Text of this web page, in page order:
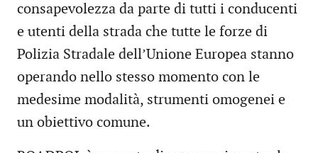
consapevolezza da parte di tutti i conducenti
e utenti della strada che tutte le forze di
Polizia Stradale dell’Unione Europea stanno
operando nello stesso momento con le
medesime modalità, strumenti omogenei e
un obiettivo comune.